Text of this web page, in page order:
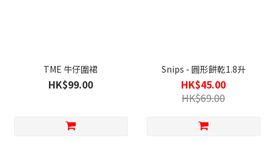
TME 牛仔圍裙
HK$99.00
Snips - 圓形餅乾1.8升
HK$45.00
HK$69.00